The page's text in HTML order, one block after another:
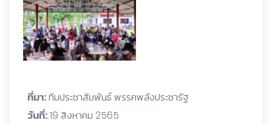
ที่มา:ทีมประชาสัมพันธ์ พรรคพลังประชารัฐ
วันที่:19 สิงหาคม 2565